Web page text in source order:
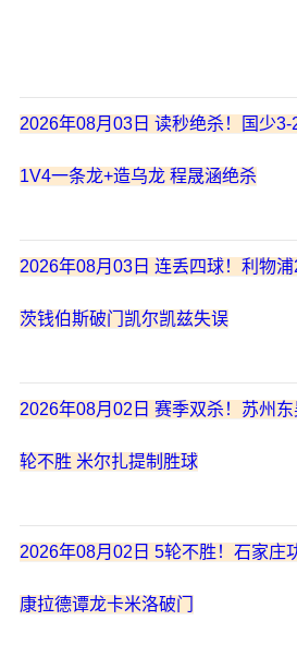
2026年08月03日 读秒绝杀！国少
1V4一条龙+造乌龙 程晟涵绝杀
2026年08月03日 连丢四球！利物
茨钱伯斯破门凯尔凯兹失误
2026年08月02日 赛季双杀！苏州
轮不胜 米尔扎提制胜球
2026年08月02日 5轮不胜！石家庄
康拉德谭龙卡米洛破门